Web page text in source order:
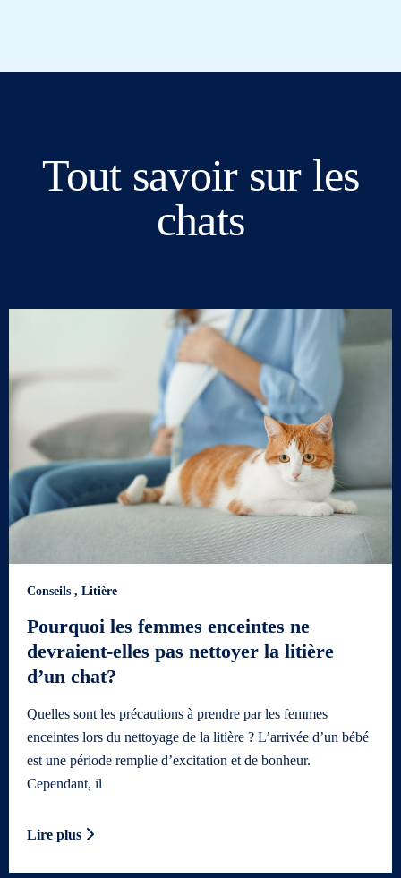
Tout savoir sur les
chats
Conseils , Litière
Pourquoi les femmes enceintes ne
devraient-elles pas nettoyer la litière
d’un chat?
Quelles sont les précautions à prendre par les femmes
enceintes lors du nettoyage de la litière ? L’arrivée d’un bébé
est une période remplie d’excitation et de bonheur.
Cependant, il
Lire plus